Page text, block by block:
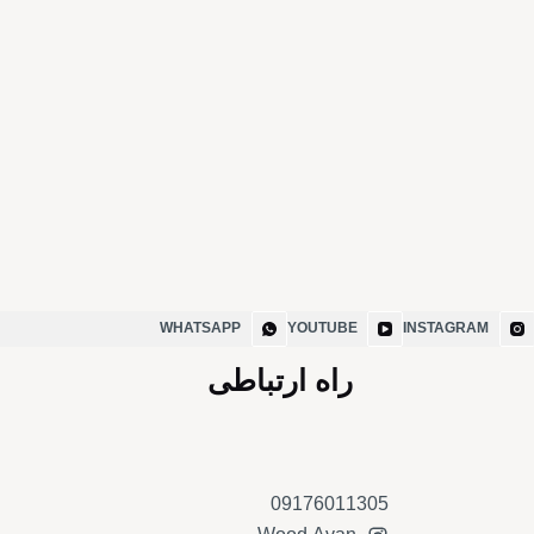
INSTAGRAM
YOUTUBE
WHATSAPP
راه ارتباطی
09176011305